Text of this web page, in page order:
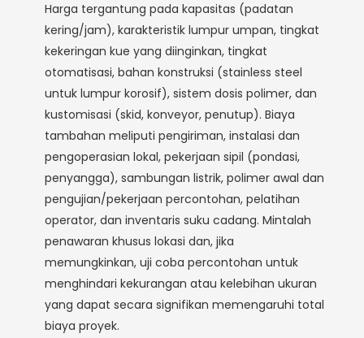
Harga tergantung pada kapasitas (padatan
kering/jam), karakteristik lumpur umpan, tingkat
kekeringan kue yang diinginkan, tingkat
otomatisasi, bahan konstruksi (stainless steel
untuk lumpur korosif), sistem dosis polimer, dan
kustomisasi (skid, konveyor, penutup). Biaya
tambahan meliputi pengiriman, instalasi dan
pengoperasian lokal, pekerjaan sipil (pondasi,
penyangga), sambungan listrik, polimer awal dan
pengujian/pekerjaan percontohan, pelatihan
operator, dan inventaris suku cadang. Mintalah
penawaran khusus lokasi dan, jika
memungkinkan, uji coba percontohan untuk
menghindari kekurangan atau kelebihan ukuran
yang dapat secara signifikan memengaruhi total
biaya proyek.